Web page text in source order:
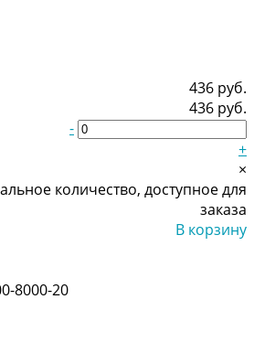
436 руб.
436 руб.
-
+
×
количество, доступное для
заказа
В корзину
8000-20